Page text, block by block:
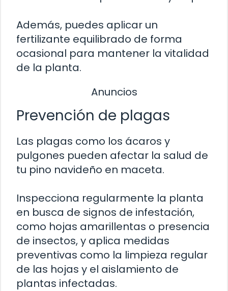
Además, puedes aplicar un
fertilizante equilibrado de forma
ocasional para mantener la vitalidad
de la planta.
Anuncios
Prevención de plagas
Las plagas como los ácaros y
pulgones pueden afectar la salud de
tu pino navideño en maceta.
Inspecciona regularmente la planta
en busca de signos de infestación,
como hojas amarillentas o presencia
de insectos, y aplica medidas
preventivas como la limpieza regular
de las hojas y el aislamiento de
plantas infectadas.